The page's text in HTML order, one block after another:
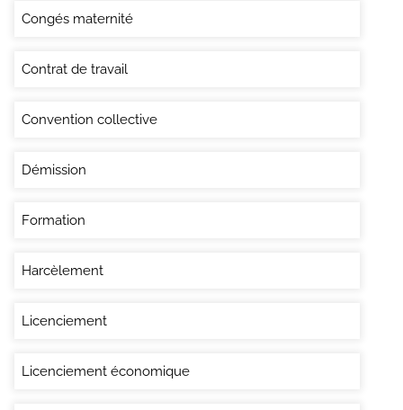
Congés maternité
Contrat de travail
Convention collective
Démission
Formation
Harcèlement
Licenciement
Licenciement économique